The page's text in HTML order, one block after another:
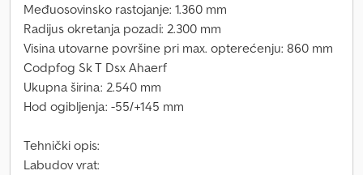
Međuosovinsko rastojanje: 1.360 mm
Radijus okretanja pozadi: 2.300 mm
Visina utovarne površine pri max. opterećenju: 860 mm
Codpfog Sk T Dsx Ahaerf
Ukupna širina: 2.540 mm
Hod ogibljenja: -55/+145 mm
Tehnički opis:
Labudov vrat: